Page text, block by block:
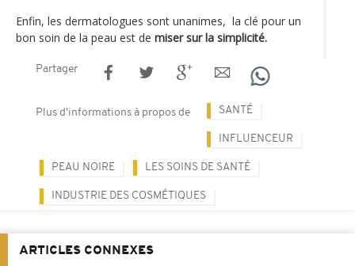
Enfin, les dermatologues sont unanimes, la clé pour un
bon soin de la peau est de miser sur la simplicité.
Partager
Plus d'informations à propos de SANTÉ
INFLUENCEUR
PEAU NOIRE LES SOINS DE SANTÉ
INDUSTRIE DES COSMÉTIQUES
ARTICLES CONNEXES